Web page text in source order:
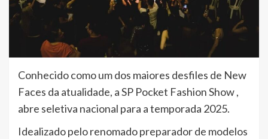
Conhecido como um dos maiores desfiles de New
Faces da atualidade, a SP Pocket Fashion Show ,
abre seletiva nacional para a temporada 2025.
Idealizado pelo renomado preparador de modelos